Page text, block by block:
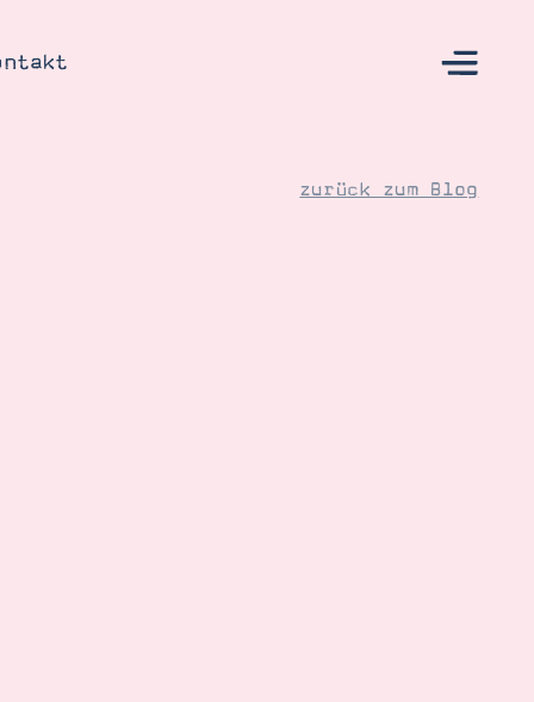
zurück zum Blog